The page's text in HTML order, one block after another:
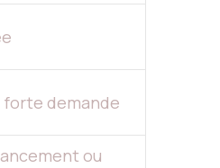
forte demande
ou